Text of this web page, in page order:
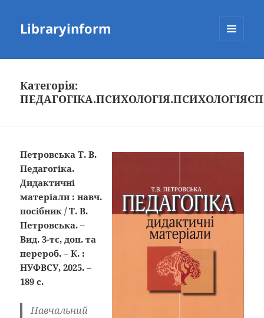
Libraryinform
Категорія:
Петровська Т. В.
Педагогіка.
Дидактичні
матеріали : навч.
посібник / Т. В.
Петровська. –
Вид. 3-тє, доп. та
перероб. – К. :
НУФВСУ, 2025. –
189 с.
Навчальний